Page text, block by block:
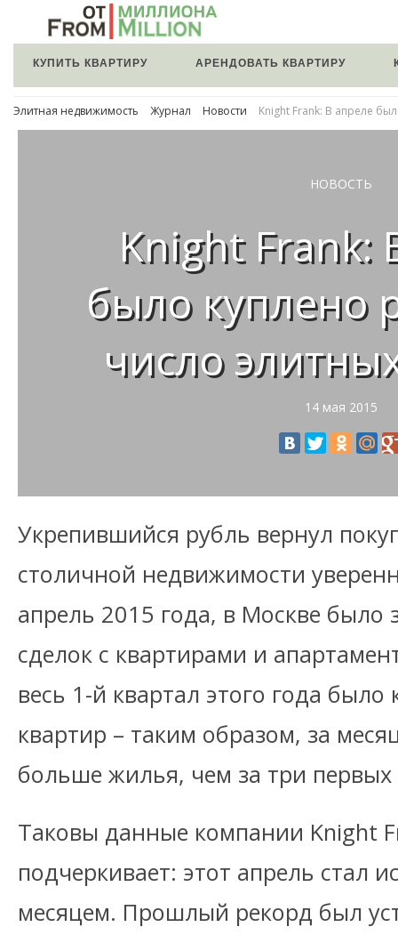
КУПИТЬ КВАРТИРУ АРЕНДОВАТЬ КВАРТИРУ
Элитная недвижимость Журнал Новости Knight Frank: В апреле
НОВОСТЬ
Knight Frank:
было куплено
число
14 мая 2015
Укрепившийся рубль вернул
столичной недвижимости
апрель 2015 года, в Москве было
сделок с квартирами и
весь 1-й квартал этого года было
квартир – таким образом, за
больше жилья, чем за три первых
Таковы данные компании Knight
подчеркивает: этот апрель стал
месяцем. Прошлый рекорд был